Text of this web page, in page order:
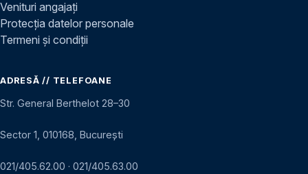
Venituri angajați
Protecția datelor personale
Termeni și condiții
ADRESĂ // TELEFOANE
Str. General Berthelot 28–30
Sector 1, 010168, București
021/405.62.00 · 021/405.63.00